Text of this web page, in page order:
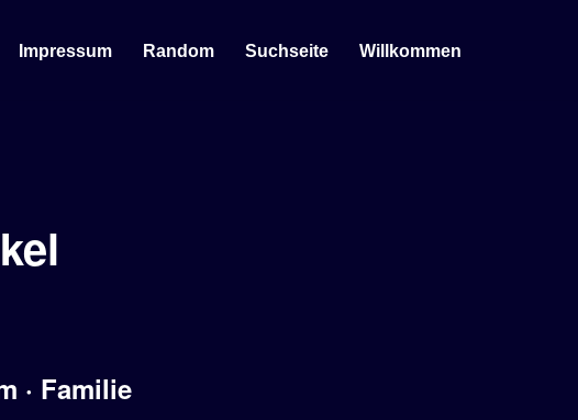
Impressum Random Suchseite Willkommen
· Familie